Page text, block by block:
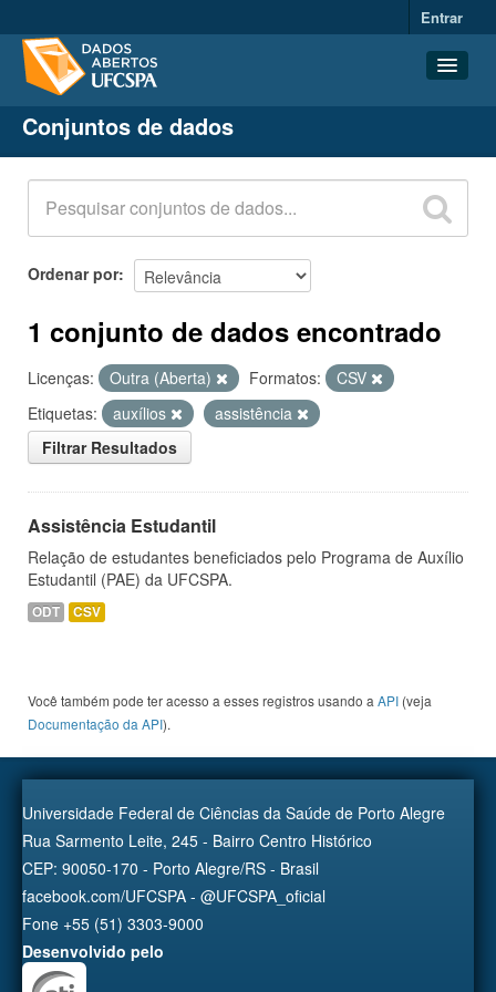
Entrar
Conjuntos de dados
Organizações
Grupos
Sobre
Conjuntos de dados
Ordenar por
1 conjunto de dados encontrado
Licenças: Outra (Aberta) Formatos:
CSV
Etiquetas:
auxílios
assistência
Filtrar Resultados
Assistência Estudantil
Relação de estudantes beneficiados pelo Programa de Auxílio
Estudantil (PAE) da UFCSPA.
ODT CSV
Você também pode ter acesso a esses registros usando a API (veja
Documentação da API).
Universidade Federal de Ciências da Saúde de Porto Alegre
Rua Sarmento Leite, 245 - Bairro Centro Histórico
CEP: 90050-170 - Porto Alegre/RS - Brasil
facebook.com/UFCSPA - @UFCSPA_oficial
Fone +55 (51) 3303-9000
Desenvolvido pelo